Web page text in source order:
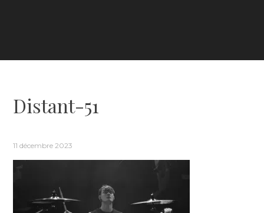
Distant-51
11 décembre 2023